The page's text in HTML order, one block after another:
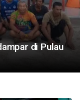
di Pulau